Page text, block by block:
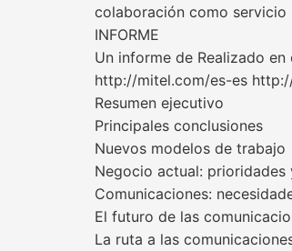
colaboración como servicio
INFORME
Un informe de Realizado
http://mitel.com/es-es
Resumen ejecutivo
Principales conclusiones
Nuevos modelos de trabajo
Negocio actual: prioridades
Comunicaciones:
El futuro de las
La ruta a las